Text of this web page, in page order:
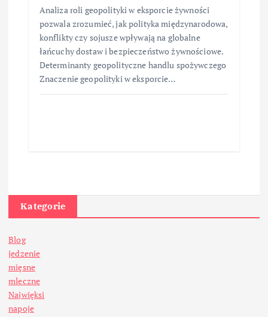
Analiza roli geopolityki w eksporcie żywności
pozwala zrozumieć, jak polityka międzynarodowa,
konflikty czy sojusze wpływają na globalne
łańcuchy dostaw i bezpieczeństwo żywnościowe.
Determinanty geopolityczne handlu spożywczego
Znaczenie geopolityki w eksporcie…
Kategorie
Blog
jedzenie
mięsne
mleczne
Najwięksi
napoje